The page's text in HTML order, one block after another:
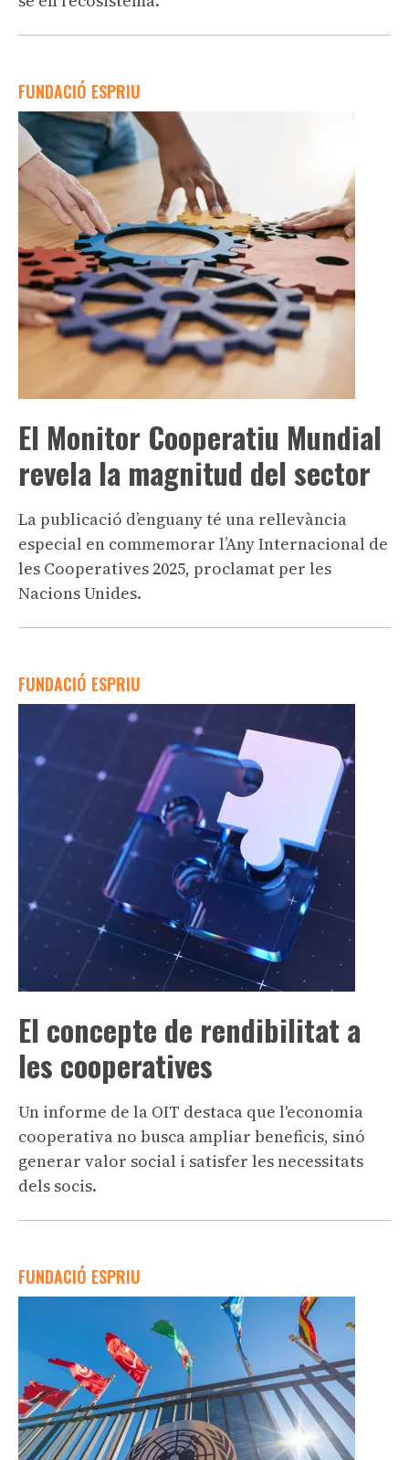
FUNDACIÓ ESPRIU
El Monitor Cooperatiu Mundial
revela la magnitud del sector
La publicació d’enguany té una rellevància
especial en commemorar l’Any Internacional de
les Cooperatives 2025, proclamat per les
Nacions Unides.
FUNDACIÓ ESPRIU
El concepte de rendibilitat a
les cooperatives
Un informe de la OIT destaca que l'economia
cooperativa no busca ampliar beneficis, sinó
generar valor social i satisfer les necessitats
dels socis.
FUNDACIÓ ESPRIU